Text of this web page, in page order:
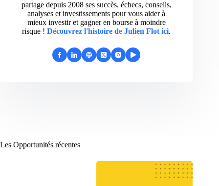
partage depuis 2008 ses succès, échecs, conseils,
analyses et investissements pour vous aider à
mieux investir et gagner en bourse à moindre
risque ! Découvrez l'histoire de Julien Flot ici.
Les Opportunités récentes